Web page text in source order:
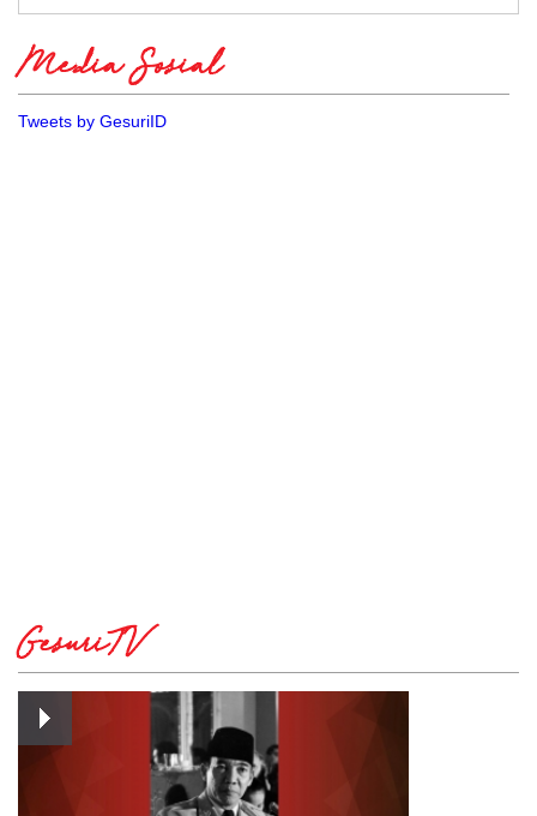
Media Sosial
Tweets by GesuriID
GesuriTV